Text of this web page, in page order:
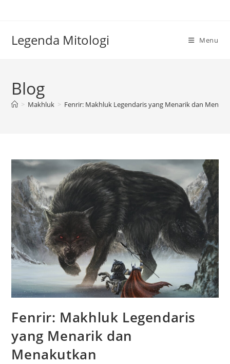
Legenda Mitologi Menu
Blog
> Makhluk > Fenrir: Makhluk Legendaris yang Menarik dan
Fenrir: Makhluk Legendaris
yang Menarik dan
Menakutkan